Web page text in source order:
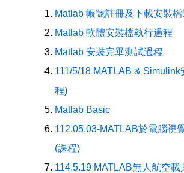
Matlab 帳號註冊及下載安裝檔
Matlab 軟體安裝檔執行過程
Matlab 安裝完畢測試過程
111/5/18 MATLAB & Simulink
程)
Matlab Basic
112.05.03-MATLAB於電腦視
(課程)
114.5.19 MATLAB無人航空載